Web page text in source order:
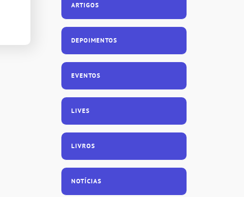
ARTIGOS
DEPOIMENTOS
EVENTOS
LIVES
LIVROS
NOTÍCIAS